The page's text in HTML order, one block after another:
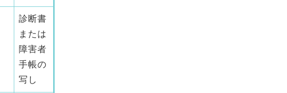
診断書
または
障害者
手帳の
写し